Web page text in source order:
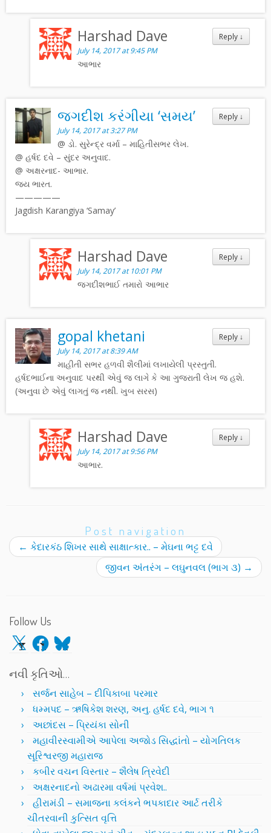
Reply ↓
Harshad Dave
July 14, 2017 at 9:45 PM
આભાર
Reply ↓
જગદીશ કરંગીયા ‘સમય’
July 14, 2017 at 3:27 PM
@ ડો. સુરેન્દ્ર વર્મા – માહિતીસભર લેખ.
@ હર્ષદ દવે – સુંદર અનુવાદ.
@ અક્ષરનાદ- આભાર.
જય ભારત.
—————
Jagdish Karangiya ‘Samay’
Reply ↓
Harshad Dave
July 14, 2017 at 10:01 PM
જગદીશભાઈ તમારો આભાર
Reply ↓
gopal khetani
July 14, 2017 at 8:39 AM
માહીતી સભર હળવી શૈલીમાં લખાયેલી પ્રસ્તુતી.
હર્ષદભાઈના અનુવાદ પરથી એવું જ લાગે કે આ ગુજરાતી લેખ જ હશે.
(અનુવા છે એવું લાગતું જ નથી. ખુબ સરસ)
Reply ↓
Harshad Dave
July 14, 2017 at 9:56 PM
આભાર.
Post navigation
← કેદારકંઠ શિખર સાથે સાક્ષાત્કાર.. – મેઘના ભટ્ટ દવે
જીવન અંંતરંગ – લઘુનવલ (ભાગ ૩) →
Follow Us
X Facebook
Bluesky
નવી કૃતિઓ…
સર્જન સાહેબ – દીપિકાબા પરમાર
ધમ્મપદ – ઋષિકેશ શરણ, અનુ. હર્ષદ દવે, ભાગ ૧
અછાંદસ – પ્રિયંકા સોની
મહાવીરસ્વામીએ આપેલા અજોડ સિદ્ધાંતો – યોગતિલક
સૂરિશ્વરજી મહારાજ
કબીર વચન વિસ્તાર – શૈલેષ ત્રિવેદી
અક્ષરનાદનો અઢારમા વર્ષમાં પ્રવેશ..
હીરામંડી – સમાજના કલંકને ભપકાદાર આર્ટ તરીકે
ચીતરવાની કુત્સિત વૃત્તિ